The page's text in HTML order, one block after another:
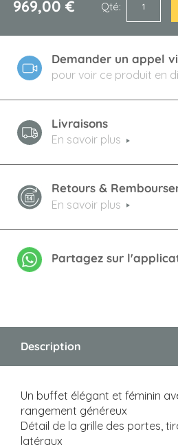
969,00 € Qté
Demander un appel
pour voir ce produit en
Livraisons
En savoir plus
Retours &
En savoir plus
Partagez sur
gallery
Description
Un buffet élégant et féminin
rangement généreux
Détail de la grille des portes,
latéraux